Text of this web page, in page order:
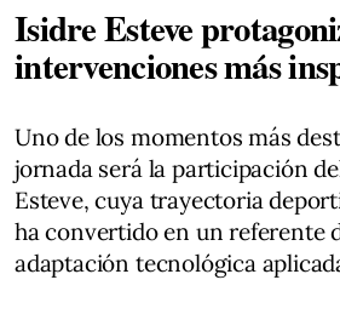
Isidre Esteve
intervenciones más
Uno de los momentos más
jornada será la participación
Esteve, cuya trayectoria
ha convertido en un referente
adaptación tecnológica